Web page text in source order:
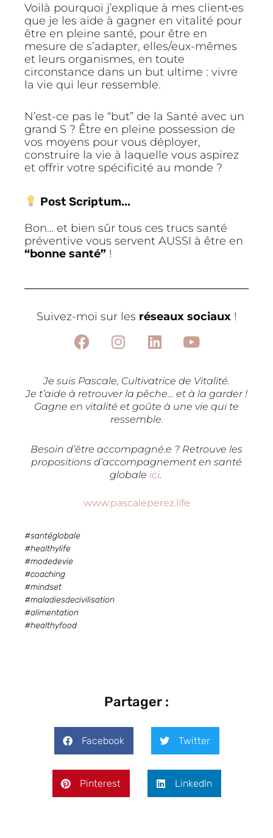
Voilà pourquoi j’explique à mes client•es
que je les aide à gagner en vitalité pour
être en pleine santé, pour être en
mesure de s’adapter, elles/eux-mêmes
et leurs organismes, en toute
circonstance dans un but ultime : vivre
la vie qui leur ressemble.
N’est-ce pas le “but” de la Santé avec un
grand S ? Être en pleine possession de
vos moyens pour vous déployer,
construire la vie à laquelle vous aspirez
et offrir votre spécificité au monde ?
Post Scriptum...
Bon… et bien sûr tous ces trucs santé
préventive vous servent AUSSI à être en
“bonne santé” !
Suivez-moi sur les réseaux sociaux!
a
c
e
o
k
n
s
t
a
r
a
m
i
n
k
e
i
n
o
u
t
e
Je suis Pascale, Cultivatrice de Vitalité.
Je t’aide à retrouver la pêche… et à la garder !
Gagne en vitalité et goûte à une vie qui te
ressemble.
Besoin d’être accompagné.e ? Retrouve les
propositions d’accompagnement en santé
globale ici.
www.pascaleperez.life
#santéglobale
#healthylife
#modedevie
#coaching
#mindset
#maladiesdecivilisation
#alimentation
#healthyfood
Partager :
Facebook Twitter
Pinterest LinkedIn